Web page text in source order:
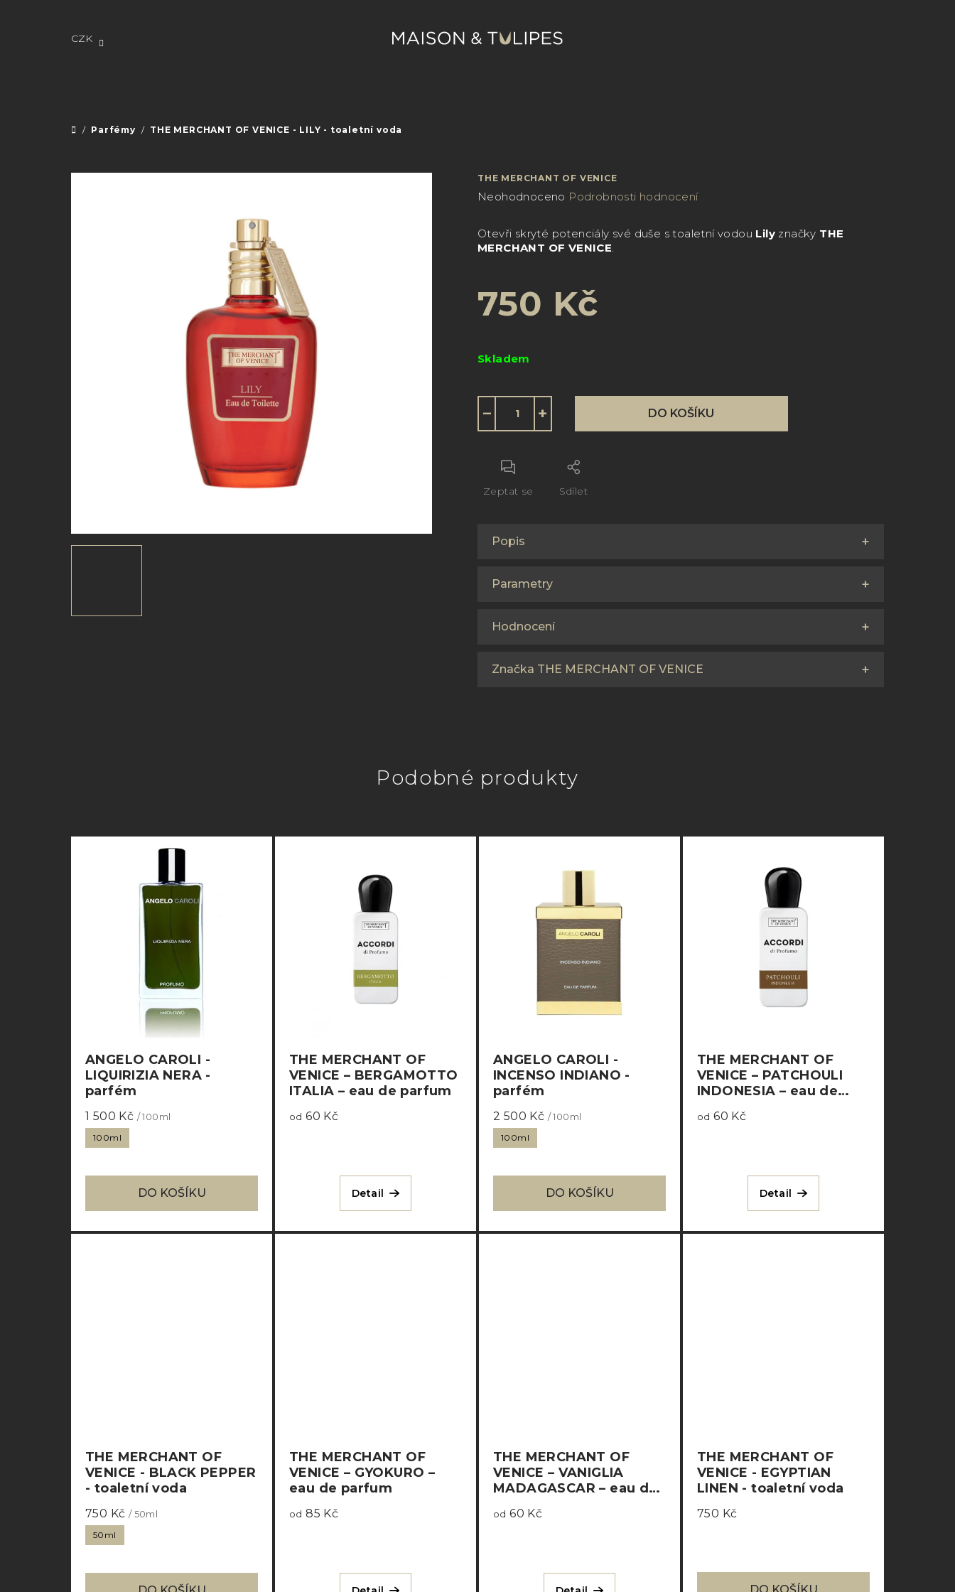
CZK
Domů
/ Parfémy / THE MERCHANT OF VENICE - LILY - toaletní voda
THE MERCHANT OF VENICE
Průměrné
je
0,0
hvězdiček.
Neohodnoceno Podrobnosti hodnocení
Otevři skryté potenciály své duše s toaletní vodou Lily značky THE
MERCHANT OF VENICE.
750 Kč
Skladem
+
− DO KOŠÍKU
Zeptat se Sdílet
Popis
Parametry
Hodnocení
Značka THE MERCHANT OF VENICE
Podobné produkty
ANGELO CAROLI -
LIQUIRIZIA NERA -
parfém
1 500 Kč / 100ml
100ml
DO KOŠÍKU
THE MERCHANT OF
VENICE – BERGAMOTTO
ITALIA – eau de parfum
od 60 Kč
Detail
ANGELO CAROLI -
INCENSO INDIANO -
parfém
2 500 Kč / 100ml
100ml
DO KOŠÍKU
THE MERCHANT OF
VENICE – PATCHOULI
INDONESIA – eau de
od 60 Kč
Detail
THE MERCHANT OF
VENICE - BLACK PEPPER
- toaletní voda
750 Kč / 50ml
50ml
THE MERCHANT OF
VENICE – GYOKURO –
eau de parfum
od 85 Kč
THE MERCHANT OF
VENICE – VANIGLIA
MADAGASCAR – eau de
od 60 Kč
THE MERCHANT OF
VENICE - EGYPTIAN
LINEN - toaletní voda
750 Kč